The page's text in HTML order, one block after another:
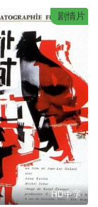
剧情片
HD中字